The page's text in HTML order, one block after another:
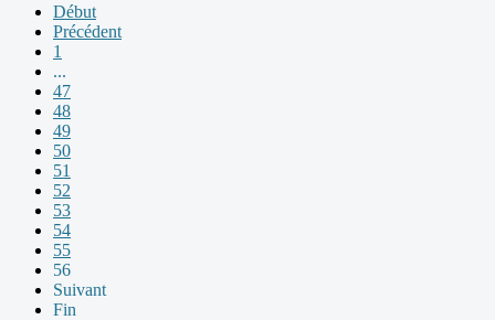
Début
Précédent
1
...
47
48
49
50
51
52
53
54
55
56
Suivant
Fin